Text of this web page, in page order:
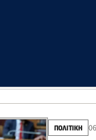
ΠΟΛΙΤΙΚΗ